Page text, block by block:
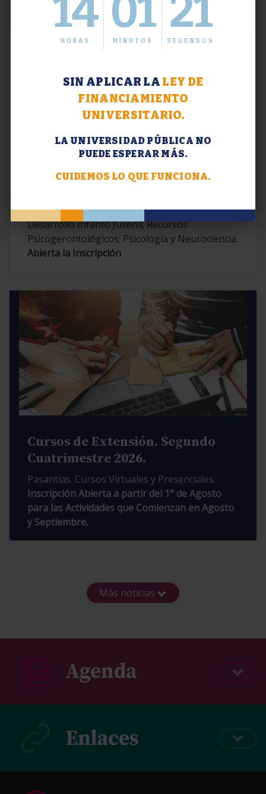
14
HORAS
01
MINUTOS
22
SEGUNDOS
SIN APLICAR LA LEY DE
FINANCIAMIENTO
UNIVERSITARIO.
LA UNIVERSIDAD PÚBLICA NO
PUEDE ESPERAR MÁS.
CUIDEMOS LO QUE FUNCIONA.
Extensión. Diplomaturas 2026.
Contemporáneas; Problemáticas en el
Desarrollo Infanto Juvenil; Recursos
Psicogerontológicos; Psicología y Neurociencia.
Abierta la Inscripción
Cursos de Extensión. Segundo
Cuatrimestre 2026.
Pasantías. Cursos Virtuales y Presenciales.
Inscripción Abierta a partir del 1° de Agosto
para las Actividades que Comienzan en Agosto
y Septiembre.
Más noticias